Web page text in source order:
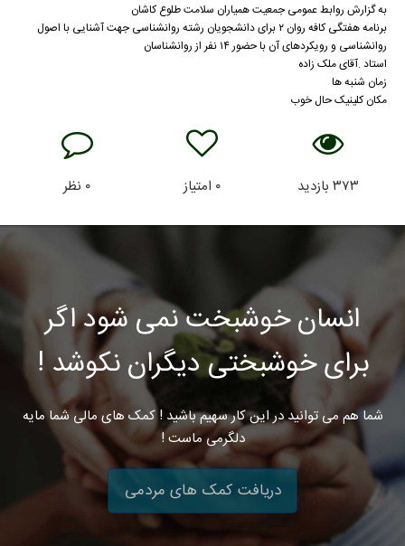
به گزارش روابط عمومی جمعیت همیاران سلامت طلوع کاشان
برنامه هفتگی کافه روان ۲ برای دانشجویان رشته روانشناسی جهت آشنایی با اصول
روانشناسی و رویکردهای آن با حضور ۱۴ نفر از روانشناسان
استاد .آقای ملک زاده
زمان شنبه ها
مکان کلینیک حال خوب
۳۷۳ بازدید ۰ امتیاز ۰ نظر
انسان خوشبخت نمی شود اگر
برای خوشبختی دیگران نکوشد !
شما هم می توانید در این کار سهیم باشید ! کمک های مالی شما مایه
دلگرمی ماست !
دریافت کمک های مردمی